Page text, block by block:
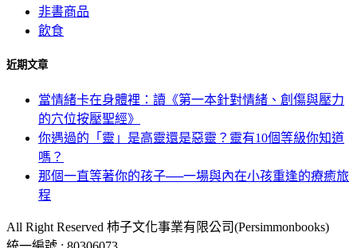
非書商品
飲食
近期文章
當情緒卡在身體裡：讀《第一本針對情緒、創傷與壓力
的穴位按壓聖經》
你遇過的「靈」是高靈還是惡靈？靈有10個等級你知道
嗎？
那個一直等著你的孩子──一場與內在小孩重逢的療癒旅
程
All Right Reserved 柿子文化事業有限公司(Persimmonbooks)